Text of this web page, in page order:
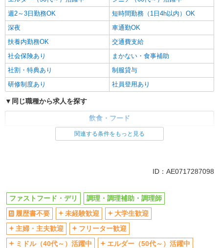
週2～3日勤務OK
短時間勤務（1日4h以内）OK
深夜
車通勤OK
扶養内勤務OK
交通費支給
社会保険あり
まかない・食事補助
社割・特典あり
制服貸与
研修制度あり
社員登用あり
同じ職種から求人を探す
飲食・フード
ファストフード・デリ
調理・調理補助・調理師
短時間勤務（1日4h以内）OK
深夜
車通勤OK
扶養内勤務OK
交通費支給
社会保険あり
まかない・食事補助
社員登用あり
関連する条件をもっと見る
ID：AE0717287098
ファストフード・デリ
調理・調理補助・調理師
履歴書不要
未経験歓迎
大学生歓迎
主婦・主夫歓迎
フリーター歓迎
ミドル（40代～）活躍中
エルダー（50代～）活躍中